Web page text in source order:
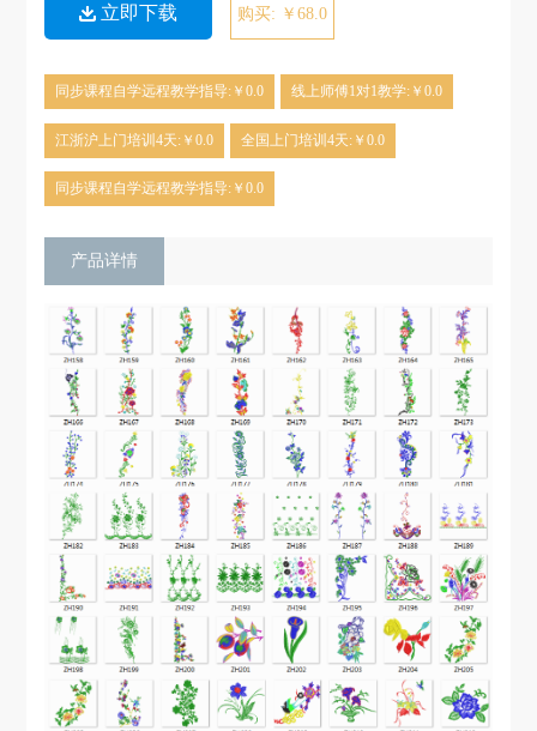
立即下载 购买: ￥68.0
同步课程自学远程教学指导:￥0.0 线上师傅1对1教学:￥0.0
江浙沪上门培训4天:￥0.0 全国上门培训4天:￥0.0
同步课程自学远程教学指导:￥0.0
产品详情